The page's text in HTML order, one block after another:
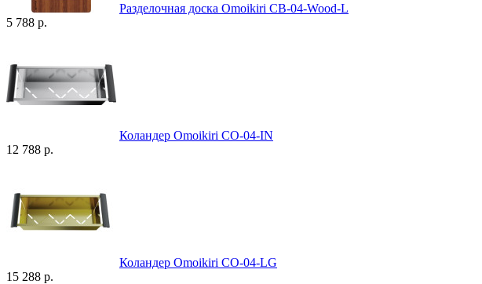
Разделочная доска Omoikiri CB-04-Wood-L
5 788 р.
Коландер Omoikiri CO-04-IN
12 788 р.
Коландер Omoikiri CO-04-LG
15 288 р.